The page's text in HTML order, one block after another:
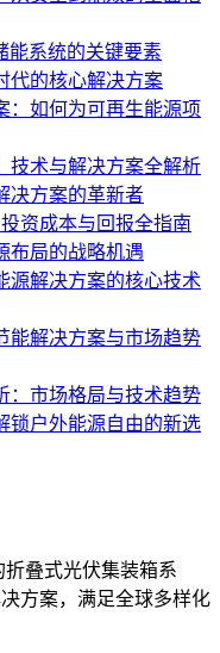
能系统的关键要素
代的核心解决方案
：如何为可再生能源项
技术与解决方案全解析
决方案的革新者
资成本与回报全指南
布局的战略机遇
源解决方案的核心技术
能解决方案与市场趋势
：市场格局与技术趋势
锁户外能源自由的新选
叠式光伏集装箱系
方案，满足全球多样化